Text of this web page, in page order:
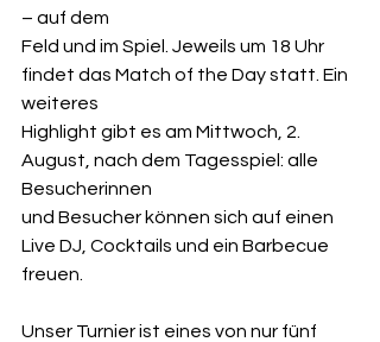
– auf dem
Feld und im Spiel. Jeweils um 18 Uhr
findet das Match of the Day statt. Ein
weiteres
Highlight gibt es am Mittwoch, 2.
August, nach dem Tagesspiel: alle
Besucherinnen
und Besucher können sich auf einen
Live DJ, Cocktails und ein Barbecue
freuen.
Unser Turnier ist eines von nur fünf